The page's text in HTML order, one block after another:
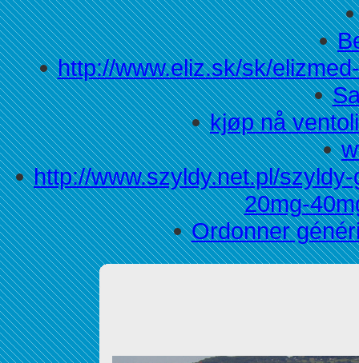
http://www.eliz.sk/sk/
kjøp nå
http://www.szyldy.net.pl/
20mg-
Ordonner